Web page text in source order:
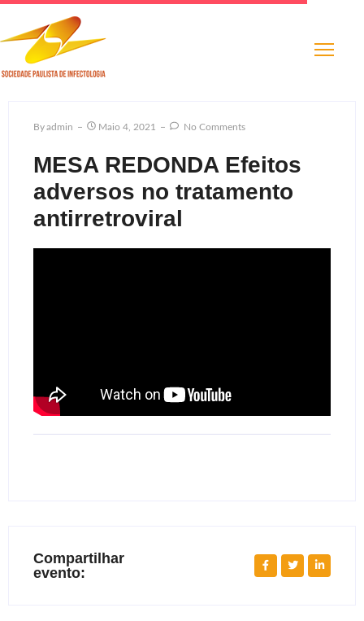
ByAdmin Maio 4, 2021 No Comments
MESA REDONDA Efeitos
adversos no tratamento
antirretroviral
Compartilhar
evento: